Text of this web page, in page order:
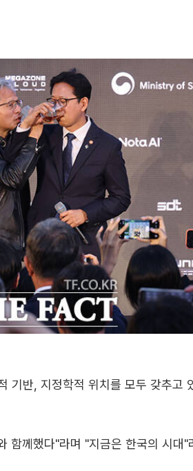
기반, 지정학적 위치를 모두 갖추고
함께했다"라며 "지금은 한국의 시대"